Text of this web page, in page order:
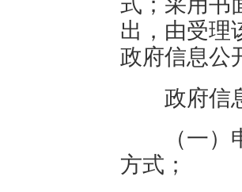
出，由受理
政府信息公
政府信
（一
方式；